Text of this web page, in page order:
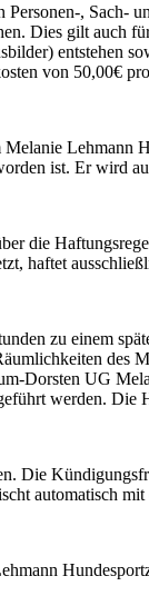
,
Dies gilt auch
entstehen
von 50,00€
ist. Er wird
die
haftet
zu einem
Dorsten UG
werden. Die
Die
automatisch